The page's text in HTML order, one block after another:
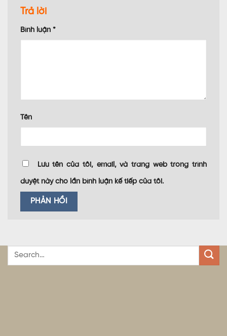
Trả lời
Bình luận *
Tên
Lưu tên của tôi, email, và trang web trong trình
duyệt này cho lần bình luận kế tiếp của tôi.